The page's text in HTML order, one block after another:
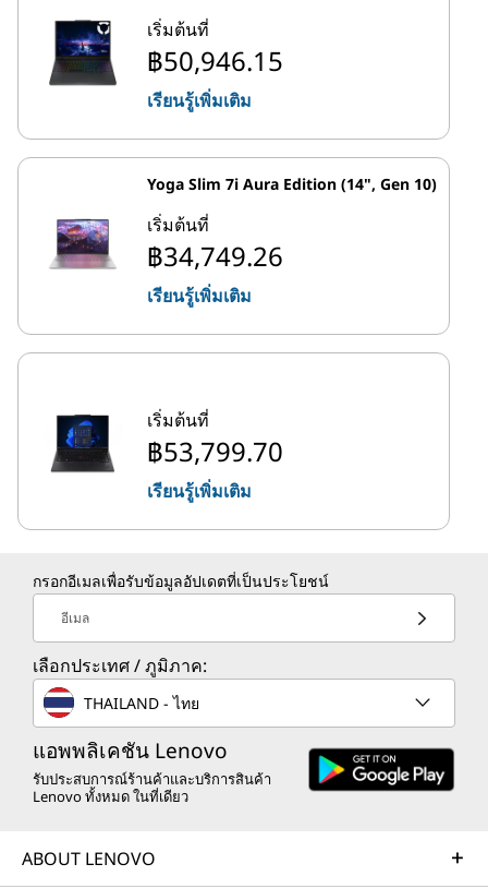
เริ่มต้นที่
฿50,946.15
เรียนรู้เพิ่มเติม
Yoga Slim 7i Aura Edition (14", Gen 10)
เริ่มต้นที่
฿34,749.26
เรียนรู้เพิ่มเติม
เริ่มต้นที่
฿53,799.70
เรียนรู้เพิ่มเติม
กรอกอีเมลเพื่อรับข้อมูลอัปเดตที่เป็นประโยชน์
อีเมล
เลือกประเทศ / ภูมิภาค:
THAILAND - ไทย
แอพพลิเคชัน Lenovo
รับประสบการณ์ร้านค้าและบริการสินค้า
Lenovo ทั้งหมด ในที่เดียว
ABOUT LENOVO